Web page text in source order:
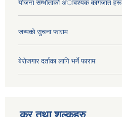
याेजना सम्भाैताकाे अावश्यक कागजात हरू
जन्मकाे सुचना फाराम
बेराेजगार दर्ताका लागि भर्ने फाराम